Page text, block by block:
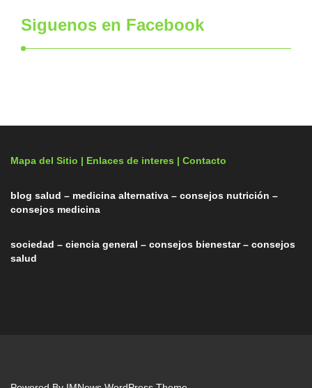
Siguenos en Facebook
Mapa del Sitio | Enlaces de interes | Contacto
blog salud – medicina alternativa – consejos nutrición –
consejos medicina
sociedad – ciencia general – consejos bienestar – consejos
salud